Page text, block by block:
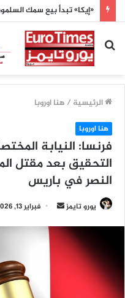
بحث
عن
الرئيسية / هنا اوروبا
هنا اوروبا
فرنسا: النيابة
التحقيق بعد مقتل
النصر في باريس
يورو تايمز
أرسل
إلكترونيا
فبراير 13, 2026